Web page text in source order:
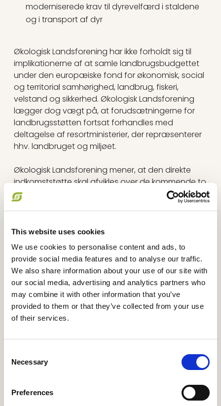
This website uses cookies
We use cookies to personalise content and ads, to
provide social media features and to analyse our traffic.
We also share information about your use of our site with
our social media, advertising and analytics partners who
may combine it with other information that you’ve
provided to them or that they’ve collected from your use
of their services.
Selection
Necessary
Preferences
moderniserede krav til dyrevelfærd i staldene
og i transport af dyr
Økologisk Landsforening har ikke forholdt sig til
implikationerne af at samle landbrugsbudgettet
under den europæiske fond for økonomisk, social
og territorial samhørighed, landbrug, fiskeri,
velstand og sikkerhed. Økologisk Landsforening
lægger dog vægt på, at forudsætningerne for
landbrugsstøtten fortsat forhandles med
deltagelse af resortministerier, der repræsenterer
hhv. landbruget og miljøet.
Økologisk Landsforening mener, at den direkte
indkomststøtte skal afvikles over de kommende to
CAP perioder. Forslaget om degressive støtte og
Capping er muligvis et tiltag fra EU- kommissionen
at der ikke er indsat krav til et minimumsbudget til
4 og 10.
Økologisk Landsforening mener, at der mindst skal
disponeres 30% af budgettet til artikel 4 og 10
tiltag, når den nye CAP træder i kraft, og denne
andel gradvis skal forøges til mindst 50%, inden for
en første CAP-periode. Udbetalingen bør så vidt
muligt ske på grundlag af resultater, der er
den strategiske dialoggruppe om fremtiden for
Med hensyn til den degressive støtte og Capping/
støtteloft, så er det reelt ikke nødvendigt, hvis der